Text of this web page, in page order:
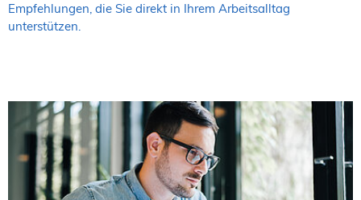
Empfehlungen, die Sie direkt in Ihrem Arbeitsalltag
unterstützen.